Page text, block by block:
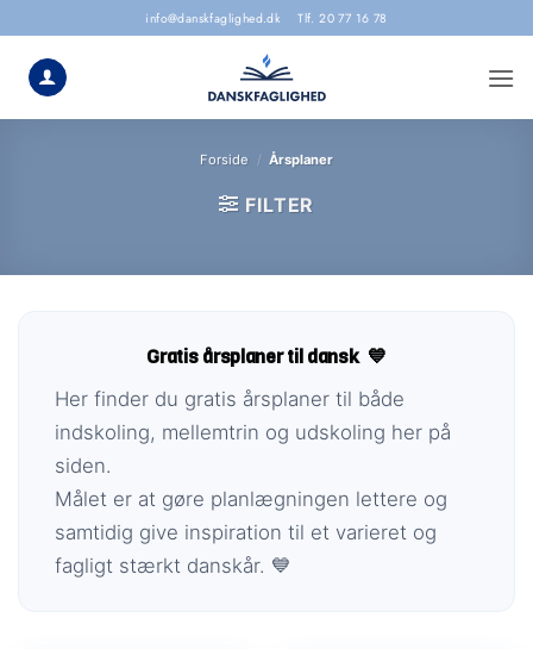
content
info@danskfaglighed.dk Tlf. 20 77 16 78
Forside / Årsplaner
FILTER
Gratis årsplaner til dansk 💙
Her finder du gratis årsplaner til både
indskoling, mellemtrin og udskoling her på
siden.
Målet er at gøre planlægningen lettere og
samtidig give inspiration til et varieret og
fagligt stærkt danskår. 💙